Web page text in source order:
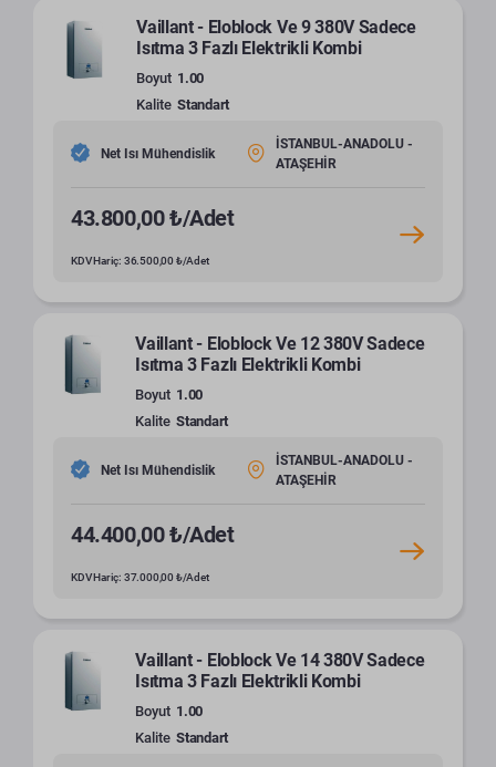
Vaillant - Eloblock Ve 9 380V Sadece
Isıtma 3 Fazlı Elektrikli Kombi
Boyut 1.00
Kalite Standart
Net Isı Mühendislik
İSTANBUL-ANADOLU -
ATAŞEHİR
43.800,00 ₺/Adet
KDV Hariç: 36.500,00 ₺/Adet
Vaillant - Eloblock Ve 12 380V Sadece
Isıtma 3 Fazlı Elektrikli Kombi
Boyut 1.00
Kalite Standart
Net Isı Mühendislik
İSTANBUL-ANADOLU -
ATAŞEHİR
44.400,00 ₺/Adet
KDV Hariç: 37.000,00 ₺/Adet
Vaillant - Eloblock Ve 14 380V Sadece
Isıtma 3 Fazlı Elektrikli Kombi
Boyut 1.00
Kalite Standart